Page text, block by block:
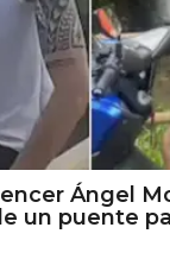
Ángel
un puente